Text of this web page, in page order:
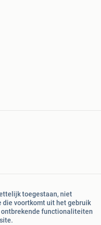
toegestaan, niet
die voortkomt uit het gebruik
functionaliteiten